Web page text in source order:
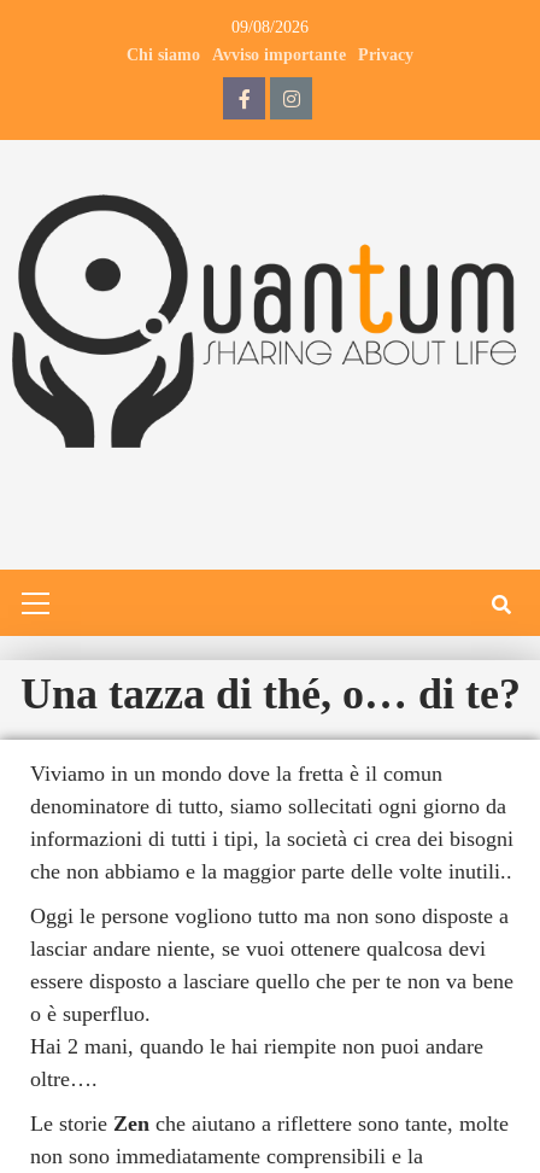
09/08/2026
Chi siamo
Avviso importante Privacy
Una tazza di thé, o… di te?
Viviamo in un mondo dove la fretta è il comun
denominatore di tutto, siamo sollecitati ogni giorno da
informazioni di tutti i tipi, la società ci crea dei bisogni
che non abbiamo e la maggior parte delle volte inutili..
Oggi le persone vogliono tutto ma non sono disposte a
lasciar andare niente, se vuoi ottenere qualcosa devi
essere disposto a lasciare quello che per te non va bene
o è superfluo.
Hai 2 mani, quando le hai riempite non puoi andare
oltre….
Le storie Zen che aiutano a riflettere sono tante, molte
non sono immediatamente comprensibili e la